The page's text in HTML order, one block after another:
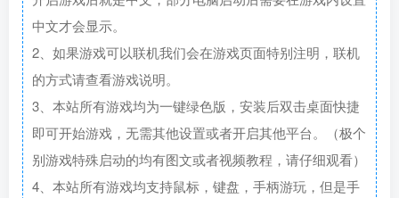
中文才会显示。
2、如果游戏可以联机我们会在游戏页面特别注明，联机
的方式请查看游戏说明。
3、本站所有游戏均为一键绿色版，安装后双击桌面快捷
即可开始游戏，无需其他设置或者开启其他平台。（极个
别游戏特殊启动的均有图文或者视频教程，请仔细观看）
4、本站所有游戏均支持鼠标，键盘，手柄游玩，但是手